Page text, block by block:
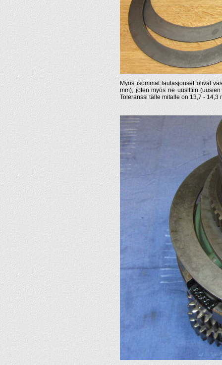
Myös isommat lautasjouset olivat
mm), joten myös ne uusittiin
Toleranssi tälle mitalle on 13,7 - 14,3